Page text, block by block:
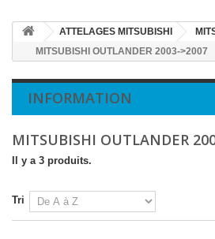
ATTELAGES MITSUBISHI
MITSUBISHI OUTLANDER 2003->2007
INFORMATION
MITSUBISHI OUTLANDER
Il y a 3 produits.
Tri